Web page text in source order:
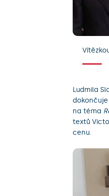
Ludmila
na téma
textů
cenu.